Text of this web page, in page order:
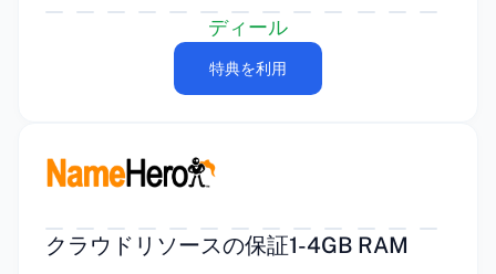
ディール
特典を利用
クラウドリソースの保証1-4GB RAM